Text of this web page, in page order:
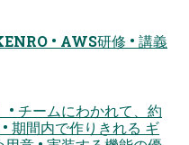
• AWS研修 • 講義
• チームにわかれて、約
期間内で作りきれる ギ